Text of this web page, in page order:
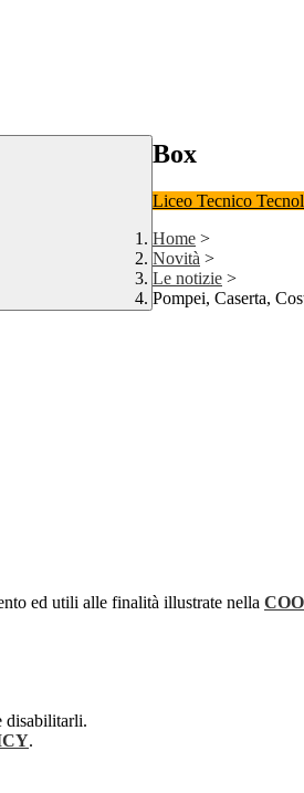
Box
Liceo Tecnico
Home >
Novità >
Le notizie >
Pompei, Caserta,
ed utili alle finalità illustrate nella
disabilitarli.
.